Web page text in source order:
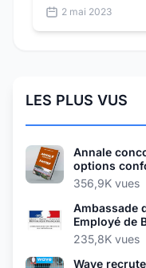
télécharger
2 mai 2023
LES PLUS VUS
Annale
options
356,9K vues
Ambassade
Employé de
235,8K vues
Wave